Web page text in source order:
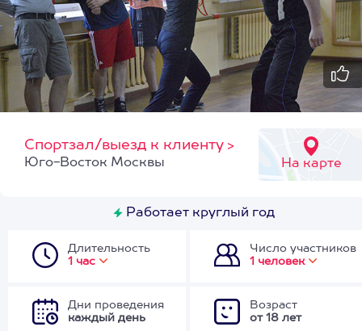
Спортзал/выезд к клиенту >
На карте
Юго-Восток Москвы
Работает круглый год
Длительность
1 час
Число участников
1 человек
Дни проведения
каждый день
Возраст
от 18 лет